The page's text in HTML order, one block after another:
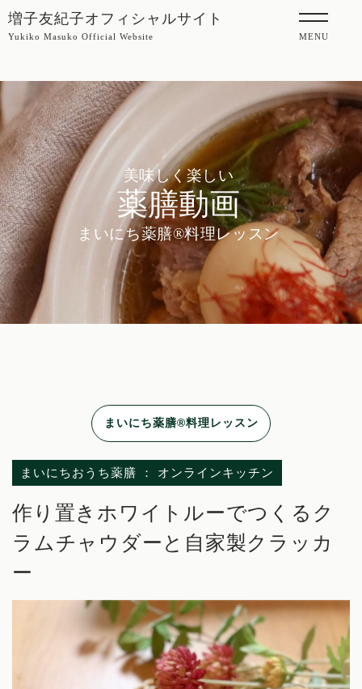
増子友紀子オフィシャルサイト
Yukiko Masuko Official Website MENU
美味しく楽しい
薬膳動画
まいにち薬膳®料理レッスン
まいにち薬膳®料理レッスン
まいにちおうち薬膳 ： オンラインキッチン
作り置きホワイトルーでつくるク
ラムチャウダーと自家製クラッカ
ー